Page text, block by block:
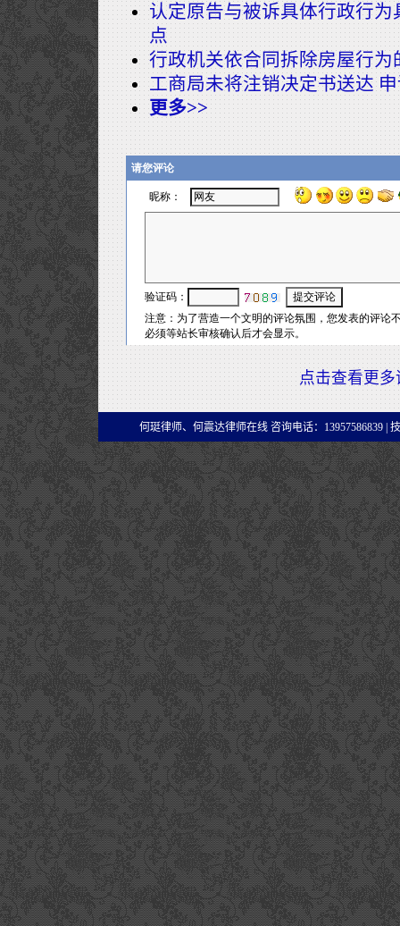
认定原告与被诉具体行政行
点
行政机关依合同拆除房屋行为
工商局未将注销决定书送达
更多>>
点击查看更多
何珽律师、何震达律师在线 咨询电话：13957586839 |